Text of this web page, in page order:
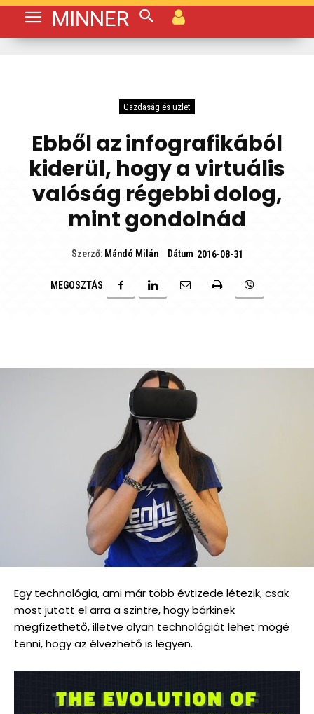
MINNER
Gazdaság és üzlet
Ebből az infografikából
kiderül, hogy a virtuális
valóság régebbi dolog,
mint gondolnád
Szerző: Mándó Milán Dátum 2016-08-31
MEGOSZTÁS
Egy technológia, ami már több évtizede létezik, csak
most jutott el arra a szintre, hogy bárkinek
megfizethető, illetve olyan technológiát lehet mögé
tenni, hogy az élvezhető is legyen.